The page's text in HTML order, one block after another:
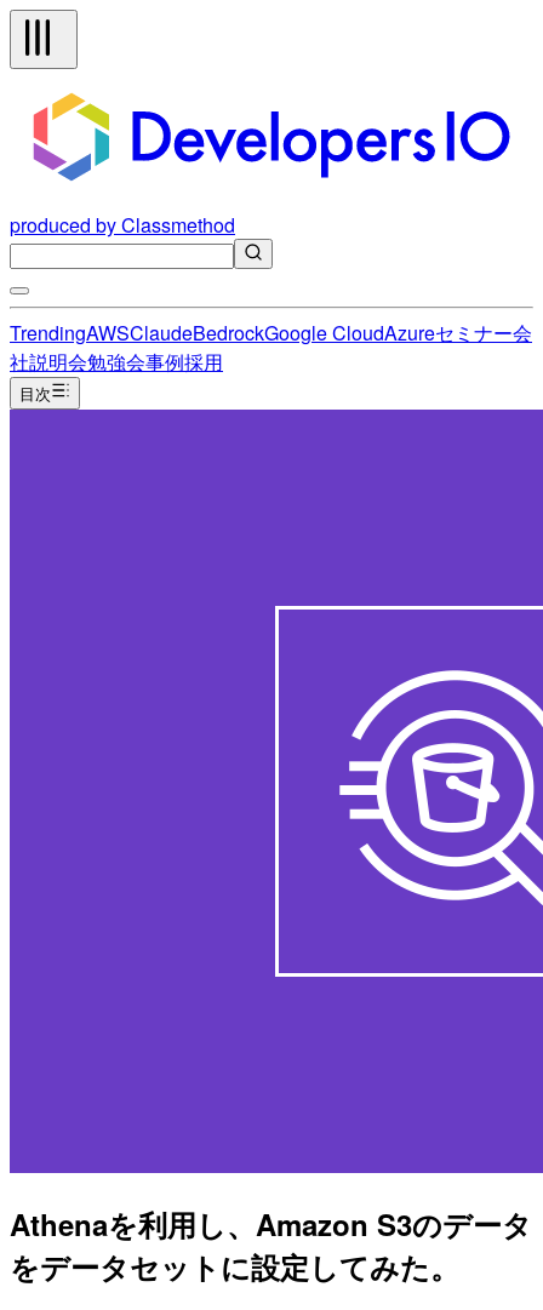
produced by Classmethod
TrendingAWSClaudeBedrockGoogle CloudAzureセミナー会
社説明会勉強会事例採用
目次
Athenaを利用し、Amazon S3のデータ
をデータセットに設定してみた。